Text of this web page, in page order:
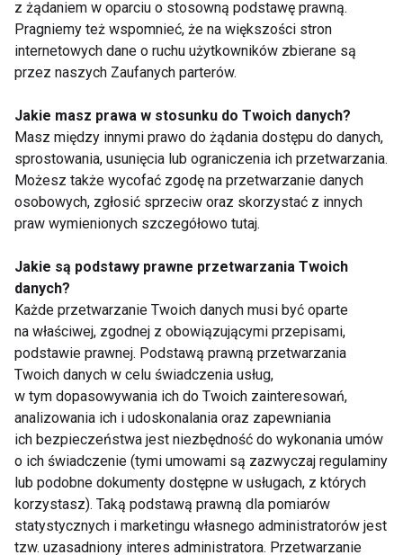
Skóra
Czas na ostatnie
poprawki, czyli
poprawić kondycję
skóry przed
Sylwestrem!
Dieta na poprawę
skóry: co jeść, aby
promienną cerą?
Pielęgnacja skóry
wokół oczu podczas
upałów
Dermatolog radzi jak
chronić skórę podczas
uprawiania sportu na
świeżym powietrzu
z żądaniem w oparciu o stosowną podstawę prawną.
Pragniemy też wspomnieć, że na większości stron
internetowych dane o ruchu użytkowników zbierane są
przez naszych Zaufanych parterów.
Jakie masz prawa w stosunku do Twoich danych?
Masz między innymi prawo do żądania dostępu do danych,
sprostowania, usunięcia lub ograniczenia ich przetwarzania.
Możesz także wycofać zgodę na przetwarzanie danych
osobowych, zgłosić sprzeciw oraz skorzystać z innych
praw wymienionych szczegółowo tutaj.
Jakie są podstawy prawne przetwarzania Twoich
danych?
Każde przetwarzanie Twoich danych musi być oparte
na właściwej, zgodnej z obowiązującymi przepisami,
podstawie prawnej. Podstawą prawną przetwarzania
Twoich danych w celu świadczenia usług,
w tym dopasowywania ich do Twoich zainteresowań,
analizowania ich i udoskonalania oraz zapewniania
ich bezpieczeństwa jest niezbędność do wykonania umów
o ich świadczenie (tymi umowami są zazwyczaj regulaminy
lub podobne dokumenty dostępne w usługach, z których
korzystasz). Taką podstawą prawną dla pomiarów
statystycznych i marketingu własnego administratorów jest
tzw. uzasadniony interes administratora. Przetwarzanie